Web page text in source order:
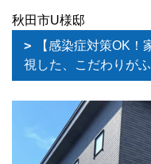
秋田市U様邸
【感染症対策OK
視した、こだわりが